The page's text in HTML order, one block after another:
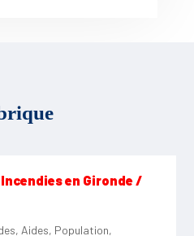
en Gironde /
, Aides, Population,